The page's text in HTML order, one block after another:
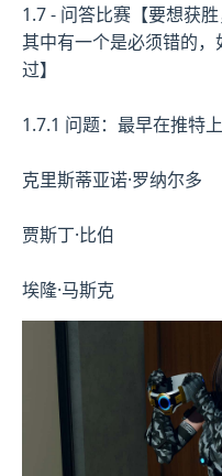
1.7 - 问答比赛【要想获
其中有一个是必须错的
过】
1.7.1 问题：最早在推特
克里斯蒂亚诺·罗纳尔多
贾斯丁·比伯
埃隆·马斯克